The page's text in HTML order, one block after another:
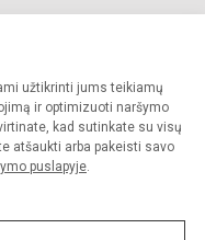
užtikrinti jums teikiamų
ir optimizuoti naršymo
kad sutinkate su visų
atšaukti arba pakeisti savo
puslapyje.
teisės saugomos.
griežtai draudžiama.
valdymas